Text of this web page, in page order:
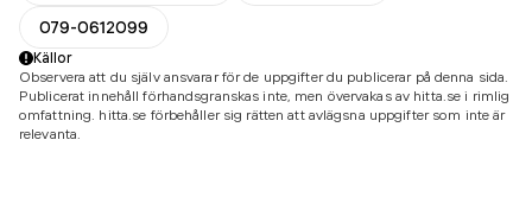
079-0612099
Källor
Observera att du själv ansvarar för de uppgifter du publicerar på denna sida.
Publicerat innehåll förhandsgranskas inte, men övervakas av hitta.se i rimlig
omfattning. hitta.se förbehåller sig rätten att avlägsna uppgifter som inte är
relevanta.